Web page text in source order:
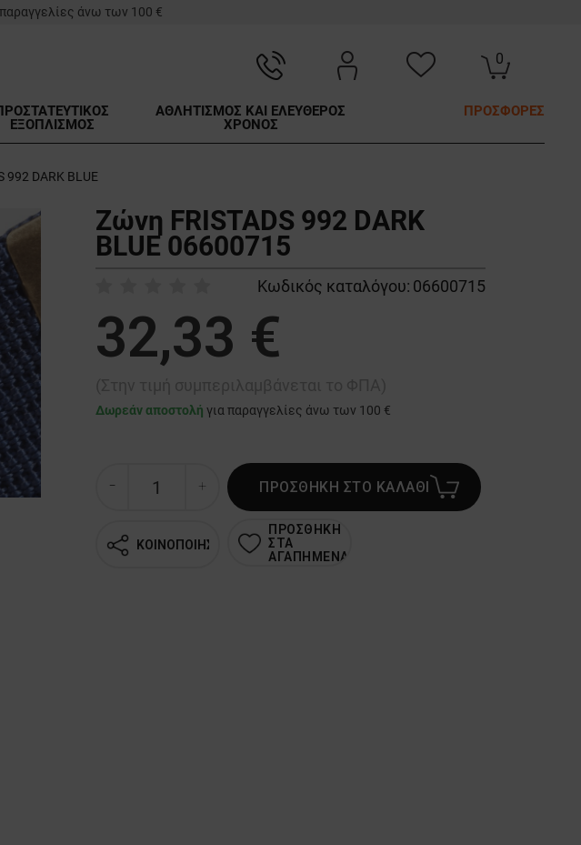
άνω των 100 €
0
ΕΞΟΠΛΙΣΜΟΣ
ΑΘΛΗΤΙΣΜΟΣ ΚΑΙ ΕΛΕΥΘΕΡΟΣ
ΧΡΟΝΟΣ
ΠΡΟΣΦΟΡΕΣ
992 DARK BLUE
Ζώνη FRISTADS 992 DARK
BLUE 06600715
Κωδικός καταλόγου: 06600715
32,33 €
Δωρεάν αποστολή για παραγγελίες άνω των 100 €
ΠΡΟΣΘΗΚΗ ΣΤΟ ΚΑΛΑΘΙ
ΚΟΙΝΟΠΟΙΗΣΗ
ΠΡΟΣΘΗΚΗ
ΣΤΑ
ΑΓΑΠΗΜΕΝΑ